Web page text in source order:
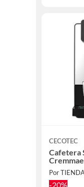
CECOTEC
Cafetera
Por
-20%